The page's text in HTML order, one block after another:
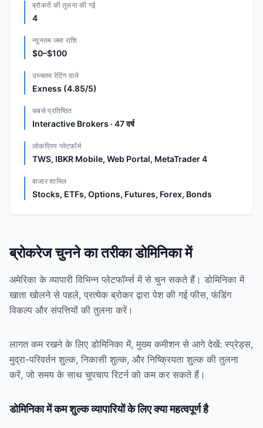
ब्रोकरों की तुलना की गई
4
न्यूनतम जमा राशि
$0–$100
उच्चतम रेटिंग वाले
Exness (4.85/5)
सबसे प्रतिष्ठित
Interactive Brokers · 47 वर्ष
लोकप्रिय प्लेटफ़ॉर्म
TWS, IBKR Mobile, Web Portal, MetaTrader 4
बाजार शामिल
Stocks, ETFs, Options, Futures, Forex, Bonds
ब्रोकरेज चुनने का तरीका डोमिनिका में
अमेरिका के व्यापारी विभिन्न प्लेटफॉर्म्स में से चुन सकते हैं। डोमिनिका में
खाता खोलने से पहले, प्रत्येक ब्रोकर द्वारा पेश की गई फीस, फंडिंग
विकल्प और संपत्तियों की तुलना करें।
लागत कम रखने के लिए डोमिनिका में, मुख्य कमीशन से आगे देखें: स्प्रेड्स,
मुद्रा-परिवर्तन शुल्क, निकासी शुल्क, और निष्क्रियता शुल्क की तुलना
करें, जो समय के साथ चुपचाप रिटर्न को कम कर सकते हैं।
डोमिनिका में कम शुल्क व्यापारियों के लिए क्या महत्वपूर्ण है